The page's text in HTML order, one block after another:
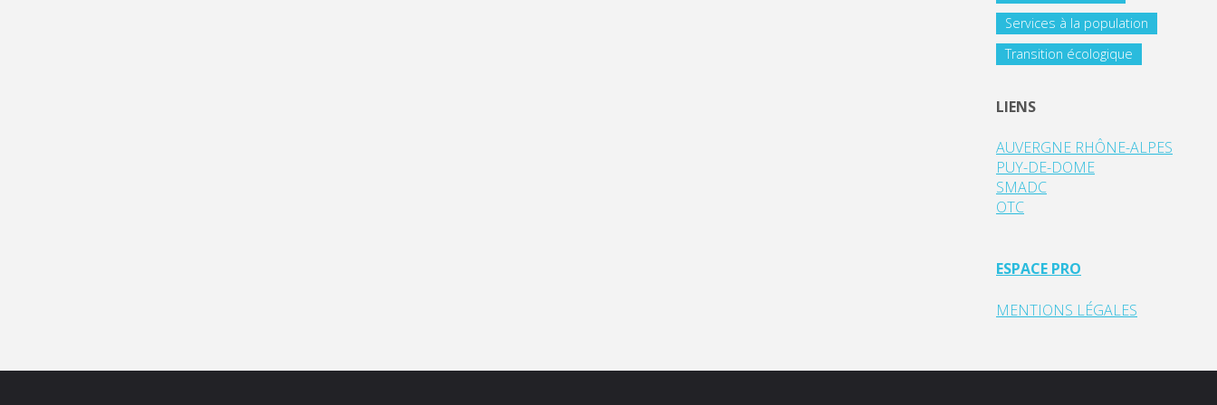
Services à la population
Transition écologique
LIENS
AUVERGNE RHÔNE-ALPES
PUY-DE-DOME
SMADC
OTC
ESPACE PRO
MENTIONS LÉGALES